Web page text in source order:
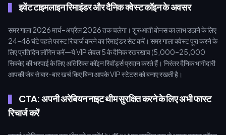
इवेंट टाइमलाइन रिमाइंडर और दैनिक क्वेस्ट कॉइन के अवसर
समर गाला 2026 मार्च–अप्रैल 2026 तक चलेगा। शुरुआती बोनस का लाभ उठाने के लिए
24–48 घंटे पहले फास्ट रिचार्ज करने का रिमाइंडर सेट करें। समर गाला क्वेस्ट पूरा करने के
लिए प्रतिदिन लॉगिन करें—ये VIP लेवल 5 के दैनिक रखरखाव (5,000–25,000
सिक्के) की भरपाई के लिए अतिरिक्त कॉइन रिवॉर्ड्स प्रदान करते हैं। निरंतर दैनिक भागीदारी
आपकी जेब से बार-बार खर्च किए बिना आपके VIP स्टेटस को बनाए रखती है।
CTA: अपनी अरेबियन नाइट थीम सुरक्षित करने के लिए अभी फास्ट
रिचार्ज करें